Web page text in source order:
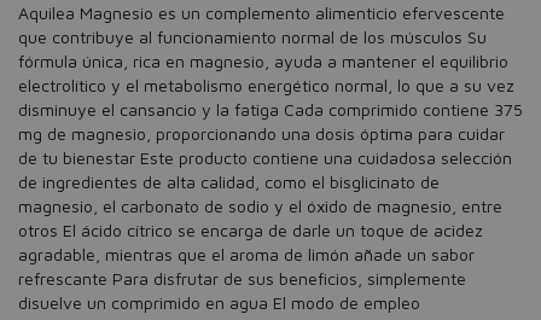
Aquilea Magnesio es un complemento alimenticio efervescente
que contribuye al funcionamiento normal de los músculos Su
fórmula única, rica en magnesio, ayuda a mantener el equilibrio
electrolítico y el metabolismo energético normal, lo que a su vez
disminuye el cansancio y la fatiga Cada comprimido contiene 375
mg de magnesio, proporcionando una dosis óptima para cuidar
de tu bienestar Este producto contiene una cuidadosa selección
de ingredientes de alta calidad, como el bisglicinato de
magnesio, el carbonato de sodio y el óxido de magnesio, entre
otros El ácido cítrico se encarga de darle un toque de acidez
agradable, mientras que el aroma de limón añade un sabor
refrescante Para disfrutar de sus beneficios, simplemente
disuelve un comprimido en agua El modo de empleo